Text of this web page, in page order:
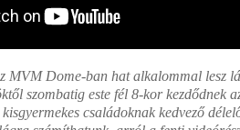
MVM Dome-ban hat alkalommal lesz
szombatig este fél 8-kor kezdődnek
családoknak kedvező